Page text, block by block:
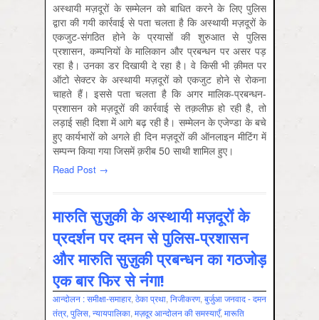
अस्थायी मज़दूरों के सम्मेलन को बाधित करने के लिए पुलिस
द्वारा की गयी कार्रवाई से पता चलता है कि अस्थायी मज़दूरों के
एकजुट-संगठित होने के प्रयासों की शुरुआत से पुलिस
प्रशासन, कम्पनियों के मालिकान और प्रबन्धन पर असर पड़
रहा है। उनका डर दिखायी दे रहा है। वे किसी भी क़ीमत पर
ऑटो सेक्टर के अस्थायी मज़दूरों को एकजुट होने से रोकना
चाहते हैं। इससे पता चलता है कि अगर मालिक-प्रबन्धन-
प्रशासन को मज़दूरों की कार्रवाई से तक़लीफ़ हो रही है, तो
लड़ाई सही दिशा में आगे बढ़ रही है। सम्मेलन के एजेण्डा के बचे
हुए कार्यभारों को अगले ही दिन मज़दूरों की ऑनलाइन मीटिंग में
सम्पन्न किया गया जिसमें क़रीब 50 साथी शामिल हुए।
Read Post →
मारुति सुज़ुकी के अस्थायी मज़दूरों के
प्रदर्शन पर दमन से पुलिस-प्रशासन
और मारुति सुज़ुकी प्रबन्धन का गठजोड़
एक बार फिर से नंगा!
आन्‍दोलन : समीक्षा-समाहार, ठेका प्रथा, निजीकरण, बुर्जुआ जनवाद - दमन
तंत्र, पुलिस, न्‍यायपालिका, मज़दूर आन्दोलन की समस्‍याएँ, मारूति